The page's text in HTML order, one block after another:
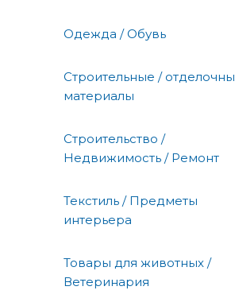
Одежда / Обувь
Строительные /
материалы
Строительство /
Недвижимость / Ремонт
Текстиль / Предметы
интерьера
Товары для животных /
Ветеринария